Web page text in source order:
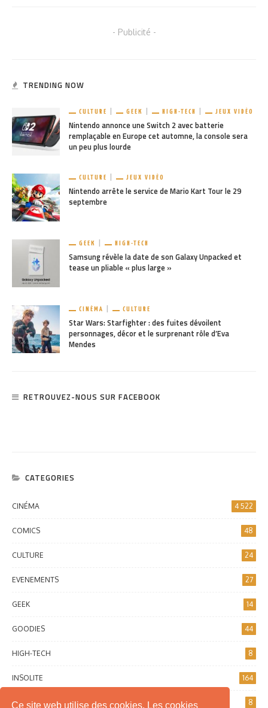
Ce site web utilise des cookies. Les cookies
- Publicité -
TRENDING NOW
CULTURE GEEK HIGH-TECH JEUX VIDÉO
Nintendo annonce une Switch 2 avec batterie
remplaçable en Europe cet automne, la console sera
un peu plus lourde
CULTURE JEUX VIDÉO
Nintendo arrête le service de Mario Kart Tour le 29
septembre
GEEK HIGH-TECH
Samsung révèle la date de son Galaxy Unpacked et
tease un pliable « plus large »
CINÉMA CULTURE
Star Wars: Starfighter : des fuites dévoilent
personnages, décor et le surprenant rôle d’Eva
Mendes
RETROUVEZ-NOUS SUR FACEBOOK
CATEGORIES
CINÉMA 4 522
COMICS 48
CULTURE 24
EVENEMENTS 27
GEEK 14
GOODIES 44
HIGH-TECH 8
INSOLITE 164
INTERNET 8